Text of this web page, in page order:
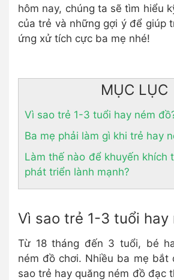
hôm nay, chúng ta sẽ tìm hiểu
của trẻ và những gợi ý để giúp
ứng xử tích cực ba mẹ nhé!
MỤC LỤC
Vì sao trẻ 1-3 tuổi hay ném
Ba mẹ phải làm gì khi trẻ hay
Làm thế nào để khuyến khích
phát triển lành mạnh?
Vì sao trẻ 1-3 tuổi hay
Từ 18 tháng đến 3 tuổi, bé
ném đồ chơi. Nhiều ba mẹ bắt
sao trẻ hay quăng ném đồ đạc